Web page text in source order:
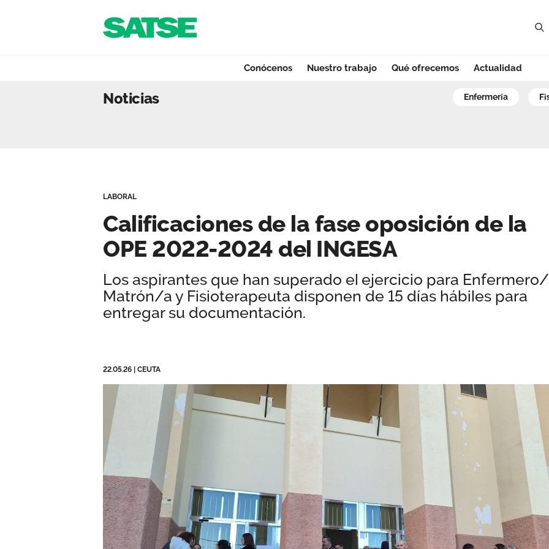
Navegación
Conócenos Nuestro trabajo Qué ofrecemos Actualidad
Qué ofrecemos
Calificaciones de la fase oposición
Noticias enfermería
LABORAL
Calificaciones de la fase oposición de la
OPE 2022-2024 del INGESA
Los aspirantes que han superado el ejercicio para
Matrón/a y Fisioterapeuta disponen de 15 días hábiles para
entregar su documentación.
22.05.26 CEUTA